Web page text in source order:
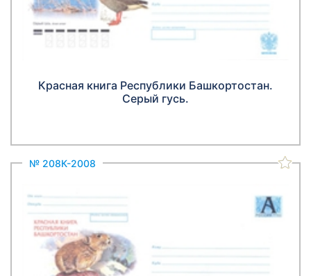
Красная книга Республики Башкортостан.
Серый гусь.
№ 208К-2008